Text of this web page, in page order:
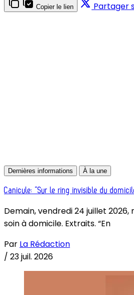
Copier le lien Partager
Dernières informations À la une
Canicule: “Sur le ring invisible du
Demain, vendredi 24 juillet
soin à domicile. Extraits. “En
Par La Rédaction
/ 23 juil. 2026